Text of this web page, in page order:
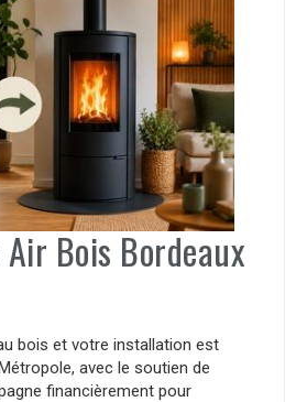
Air Bois Bordeaux
bois et votre installation est
avec le soutien de
financièrement pour